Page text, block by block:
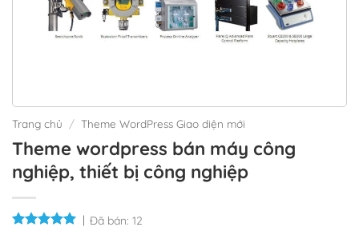
Trang chủ / Theme WordPress Giao diện mới
Theme wordpress bán máy công
nghiệp, thiết bị công nghiệp
Đã bán: 12